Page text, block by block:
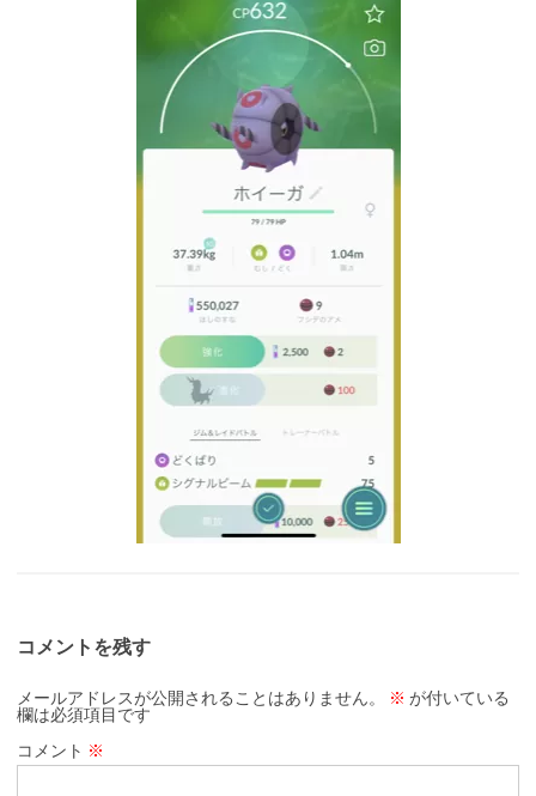
コメントを残す
メールアドレスが公開されることはありません。 ※ が付いている
欄は必須項目です
コメント ※